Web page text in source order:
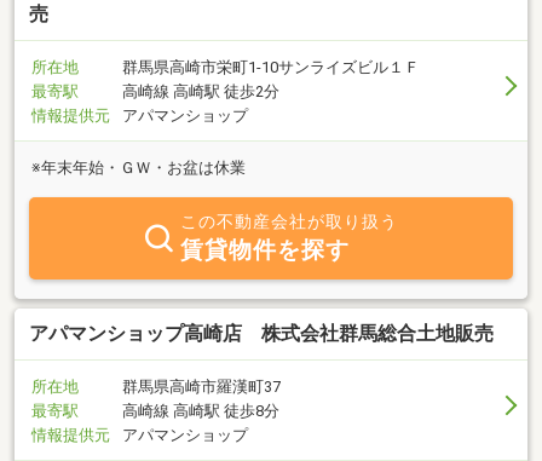
売
所在地
群馬県高崎市栄町1-10サンライズビル１Ｆ
最寄駅
高崎線 高崎駅 徒歩2分
情報提供元
アパマンショップ
※年末年始・ＧＷ・お盆は休業
この不動産会社が取り扱う
賃貸物件を探す
アパマンショップ高崎店 株式会社群馬総合土地販売
所在地
群馬県高崎市羅漢町37
最寄駅
高崎線 高崎駅 徒歩8分
情報提供元
アパマンショップ